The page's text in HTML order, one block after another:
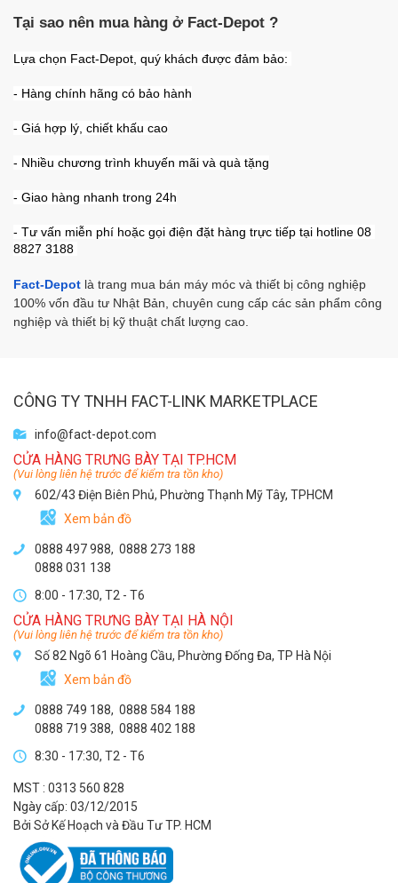
Tại sao nên mua hàng ở Fact-Depot ?
Lựa chọn Fact-Depot, quý khách được đảm bảo:
- Hàng chính hãng có bảo hành
- Giá hợp lý, chiết khấu cao
- Nhiều chương trình khuyến mãi và quà tặng
- Giao hàng nhanh trong 24h
- Tư vấn miễn phí hoặc gọi điện đặt hàng trực tiếp tại hotline 08
8827 3188
Fact-Depot là trang mua bán máy móc và thiết bị công nghiệp
100% vốn đầu tư Nhật Bản, chuyên cung cấp các sản phẩm công
nghiệp và thiết bị kỹ thuật chất lượng cao.
CÔNG TY TNHH FACT-LINK MARKETPLACE
info@fact-depot.com
CỬA HÀNG TRƯNG BÀY TẠI TP.HCM
(Vui lòng liên hệ trước để kiểm tra tồn kho)
602/43 Điện Biên Phủ, Phường Thạnh Mỹ Tây, TPHCM
Xem bản đồ
0888 497 988, 0888 273 188
0888 031 138
8:00 - 17:30, T2 - T6
CỬA HÀNG TRƯNG BÀY TẠI HÀ NỘI
(Vui lòng liên hệ trước để kiểm tra tồn kho)
Số 82 Ngõ 61 Hoàng Cầu, Phường Đống Đa, TP Hà Nội
Xem bản đồ
0888 749 188, 0888 584 188
0888 719 388, 0888 402 188
8:30 - 17:30, T2 - T6
MST : 0313 560 828
Ngày cấp: 03/12/2015
Bởi Sở Kế Hoạch và Đầu Tư TP. HCM